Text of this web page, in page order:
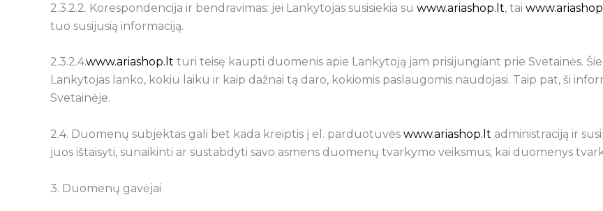
2.3.2.2. Korespondencija ir bendravimas: jei Lankytojas susisiekia su www.ariashop.lt, tai
tuo susijusią informaciją.
2.3.2.4.www.ariashop.lt turi teisę kaupti duomenis apie Lankytoją jam prisijungiant prie Svetainės.
Lankytojas lanko, kokiu laiku ir kaip dažnai tą daro, kokiomis paslaugomis naudojasi. Taip pat, ši
Svetainėje.
2.4. Duomenų subjektas gali bet kada kreiptis į el. parduotuvės www.ariashop.lt administraciją ir
juos ištaisyti, sunaikinti ar sustabdyti savo asmens duomenų tvarkymo veiksmus, kai duomenys
3. Duomenų gavėjai